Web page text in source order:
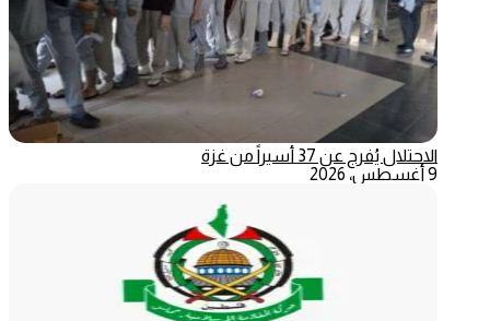
الاحتلال يُفرج عن 37 أسيراً من غزة
9 أغسطس، 2026